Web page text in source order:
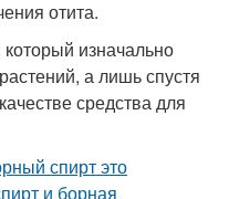
отита.
изначально
а лишь спустя
средства для